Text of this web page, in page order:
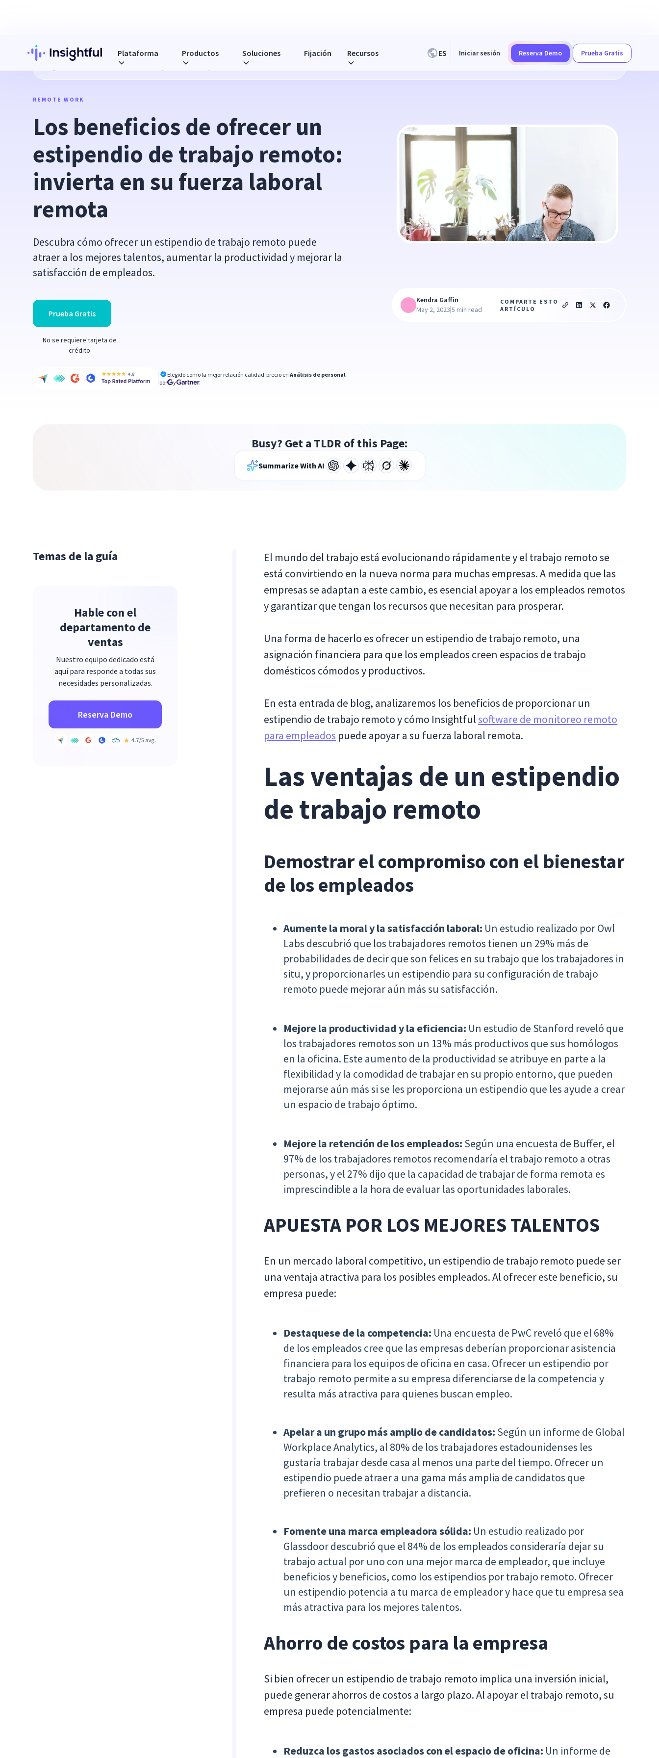
Plataforma Productos Soluciones Fijación Recursos ES Iniciar sesión Reserva Demo
Prueba Gratis
Los beneficios de ofrecer un estipendio de trabajo remoto: invierta en su fuerza laboral remota
REMOTE WORK
Los beneficios de ofrecer un
estipendio de trabajo remoto:
invierta en su fuerza laboral
remota
Descubra cómo ofrecer un estipendio de trabajo remoto puede
atraer a los mejores talentos, aumentar la productividad y mejorar la
satisfacción de empleados.
Prueba Gratis
No se requiere tarjeta de
crédito
Elegido como la mejor relación calidad-precio enAnálisis de personal
por
y
Kendra Gaffin
May 2, 2023|5 min read
COMPARTE ESTO
ARTÍCULO
Busy? Get a TLDR of this Page:
Summarize With AI
Temas de la guía
Hable con el
departamento de
ventas
Nuestro equipo dedicado está
aquí para responde a todas sus
necesidades personalizadas.
Reserva Demo
El mundo del trabajo está evolucionando rápidamente y el trabajo remoto se
está convirtiendo en la nueva norma para muchas empresas. A medida que las
empresas se adaptan a este cambio, es esencial apoyar a los empleados remotos
y garantizar que tengan los recursos que necesitan para prosperar.
Una forma de hacerlo es ofrecer un estipendio de trabajo remoto, una
asignación financiera para que los empleados creen espacios de trabajo
domésticos cómodos y productivos.
En esta entrada de blog, analizaremos los beneficios de proporcionar un
estipendio de trabajo remoto y cómo Insightfulsoftware de monitoreo remoto
para empleados puede apoyar a su fuerza laboral remota.
Las ventajas de un estipendio
de trabajo remoto
Demostrar el compromiso con el bienestar
de los empleados
Aumente la moral y la satisfacción laboral: Un estudio realizado por Owl
Labs descubrió que los trabajadores remotos tienen un 29% más de
probabilidades de decir que son felices en su trabajo que los trabajadores in
situ, y proporcionarles un estipendio para su configuración de trabajo
remoto puede mejorar aún más su satisfacción.
Mejore la productividad y la eficiencia: Un estudio de Stanford reveló que
los trabajadores remotos son un 13% más productivos que sus homólogos
en la oficina. Este aumento de la productividad se atribuye en parte a la
flexibilidad y la comodidad de trabajar en su propio entorno, que pueden
mejorarse aún más si se les proporciona un estipendio que les ayude a crear
un espacio de trabajo óptimo.
Mejore la retención de los empleados: Según una encuesta de Buffer, el
97% de los trabajadores remotos recomendaría el trabajo remoto a otras
personas, y el 27% dijo que la capacidad de trabajar de forma remota es
imprescindible a la hora de evaluar las oportunidades laborales.
APUESTA POR LOS MEJORES TALENTOS
En un mercado laboral competitivo, un estipendio de trabajo remoto puede ser
una ventaja atractiva para los posibles empleados. Al ofrecer este beneficio, su
empresa puede:
Destaquese de la competencia: Una encuesta de PwC reveló que el 68%
de los empleados cree que las empresas deberían proporcionar asistencia
financiera para los equipos de oficina en casa. Ofrecer un estipendio por
trabajo remoto permite a su empresa diferenciarse de la competencia y
resulta más atractiva para quienes buscan empleo.
Apelar a un grupo más amplio de candidatos: Según un informe de Global
Workplace Analytics, al 80% de los trabajadores estadounidenses les
gustaría trabajar desde casa al menos una parte del tiempo. Ofrecer un
estipendio puede atraer a una gama más amplia de candidatos que
prefieren o necesitan trabajar a distancia.
Fomente una marca empleadora sólida: Un estudio realizado por
Glassdoor descubrió que el 84% de los empleados consideraría dejar su
trabajo actual por uno con una mejor marca de empleador, que incluye
beneficios y beneficios, como los estipendios por trabajo remoto. Ofrecer
un estipendio potencia a tu marca de empleador y hace que tu empresa sea
más atractiva para los mejores talentos.
Ahorro de costos para la empresa
Si bien ofrecer un estipendio de trabajo remoto implica una inversión inicial,
puede generar ahorros de costos a largo plazo. Al apoyar el trabajo remoto, su
empresa puede potencialmente:
Reduzca los gastos asociados con el espacio de oficina: Un informe de